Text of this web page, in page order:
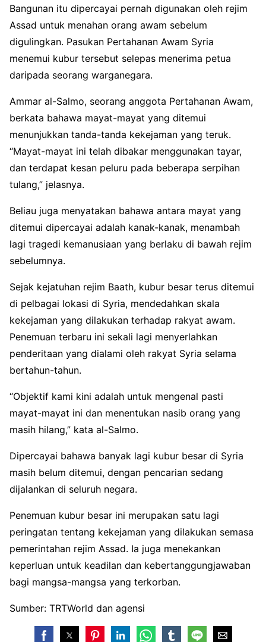
Bangunan itu dipercayai pernah digunakan oleh rejim
Assad untuk menahan orang awam sebelum
digulingkan. Pasukan Pertahanan Awam Syria
menemui kubur tersebut selepas menerima petua
daripada seorang warganegara.
Ammar al-Salmo, seorang anggota Pertahanan Awam,
berkata bahawa mayat-mayat yang ditemui
menunjukkan tanda-tanda kekejaman yang teruk.
“Mayat-mayat ini telah dibakar menggunakan tayar,
dan terdapat kesan peluru pada beberapa serpihan
tulang,” jelasnya.
Beliau juga menyatakan bahawa antara mayat yang
ditemui dipercayai adalah kanak-kanak, menambah
lagi tragedi kemanusiaan yang berlaku di bawah rejim
sebelumnya.
Sejak kejatuhan rejim Baath, kubur besar terus ditemui
di pelbagai lokasi di Syria, mendedahkan skala
kekejaman yang dilakukan terhadap rakyat awam.
Penemuan terbaru ini sekali lagi menyerlahkan
penderitaan yang dialami oleh rakyat Syria selama
bertahun-tahun.
“Objektif kami kini adalah untuk mengenal pasti
mayat-mayat ini dan menentukan nasib orang yang
masih hilang,” kata al-Salmo.
Dipercayai bahawa banyak lagi kubur besar di Syria
masih belum ditemui, dengan pencarian sedang
dijalankan di seluruh negara.
Penemuan kubur besar ini merupakan satu lagi
peringatan tentang kekejaman yang dilakukan semasa
pemerintahan rejim Assad. Ia juga menekankan
keperluan untuk keadilan dan kebertanggungjawaban
bagi mangsa-mangsa yang terkorban.
Sumber: TRTWorld dan agensi